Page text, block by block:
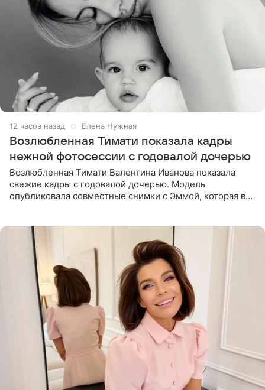
12 часов назад Елена Нужная
Возлюбленная Тимати показала кадры
нежной фотосессии с годовалой дочерью
Возлюбленная Тимати Валентина Иванова показала
свежие кадры с годовалой дочерью. Модель
опубликовала совместные снимки с Эммой, которая в